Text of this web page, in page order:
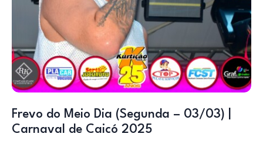
Frevo do Meio Dia (Segunda – 03/03) |
Carnaval de Caicó 2025